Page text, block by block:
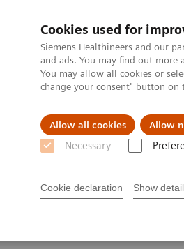
Cookies used for
Siemens Healthineers and our
and ads. You may find out
You may allow all cookies or
change your consent" button on
Allow all cookies Allow
Necessary
Cookie declaration Show
Laboratorní
Clavicular,